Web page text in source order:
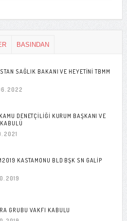
BASINDAN
SAĞLIK BAKANI VE HEYETINI TBMM
DENETÇILIĞI KURUM BAŞKANI VE
KASTAMONU BLD BŞK SN GALIP
GRUBU VAKFI KABULU